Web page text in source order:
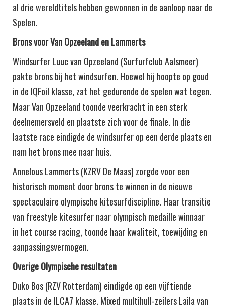
al drie wereldtitels hebben gewonnen in de aanloop naar de
Spelen​.
Brons voor Van Opzeeland en Lammerts
Windsurfer Luuc van Opzeeland (Surfurfclub Aalsmeer)
pakte brons bij het windsurfen. Hoewel hij hoopte op goud
in de IQFoil klasse, zat het gedurende de spelen wat tegen.
Maar Van Opzeeland toonde veerkracht in een sterk
deelnemersveld en plaatste zich voor de finale. In die
laatste race eindigde de windsurfer op een derde plaats en
nam het brons mee naar huis.
Annelous Lammerts (KZRV De Maas) zorgde voor een
historisch moment door brons te winnen in de nieuwe
spectaculaire olympische kitesurfdiscipline. Haar transitie
van freestyle kitesurfer naar olympisch medaille winnaar
in het course racing, toonde haar kwaliteit, toewijding en
aanpassingsvermogen​.
Overige Olympische resultaten
Duko Bos (RZV Rotterdam) eindigde op een vijftiende
plaats in de ILCA7 klasse. Mixed multihull-zeilers Laila van